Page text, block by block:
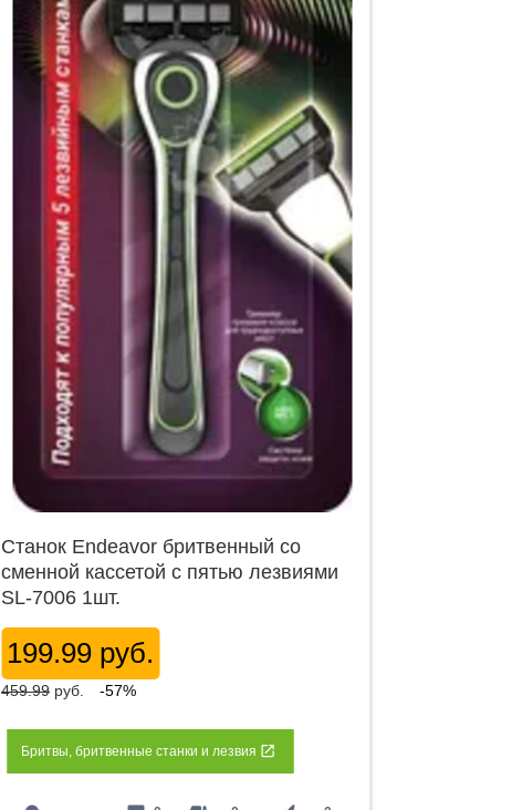
Станок Endeavor бритвенный со
сменной кассетой с пятью лезвиями
SL-7006 1шт.
199.99 руб.
459.99 руб. -57%
Бритвы, бритвенные станки и лезвия